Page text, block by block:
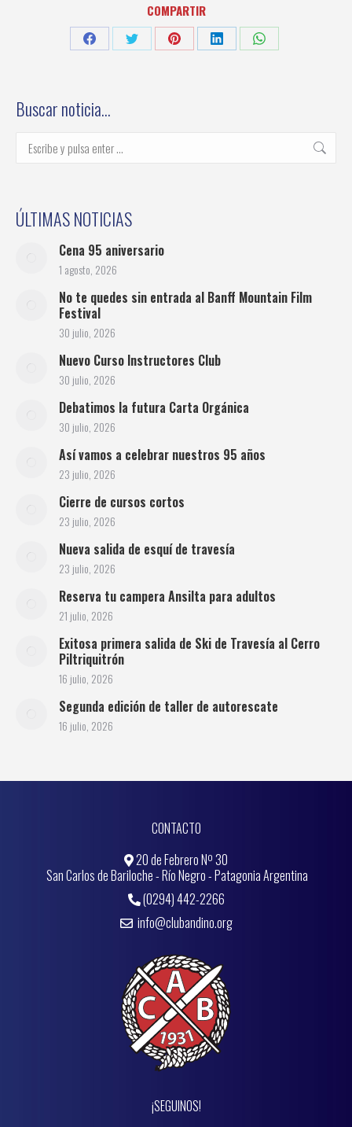
COMPARTIR
Share
Share
Share
Share
Share
Buscar noticia…
Buscar:
ÚLTIMAS NOTICIAS
Cena 95 aniversario
1 agosto, 2026
No te quedes sin entrada al Banff Mountain Film
Festival
30 julio, 2026
Nuevo Curso Instructores Club
30 julio, 2026
Debatimos la futura Carta Orgánica
30 julio, 2026
Así vamos a celebrar nuestros 95 años
23 julio, 2026
Cierre de cursos cortos
23 julio, 2026
Nueva salida de esquí de travesía
23 julio, 2026
Reserva tu campera Ansilta para adultos
21 julio, 2026
Exitosa primera salida de Ski de Travesía al Cerro
Piltriquitrón
16 julio, 2026
Segunda edición de taller de autorescate
16 julio, 2026
CONTACTO
20 de Febrero Nº 30
San Carlos de Bariloche - Río Negro - Patagonia Argentina
(0294) 442-2266
info@clubandino.org
¡SEGUINOS!